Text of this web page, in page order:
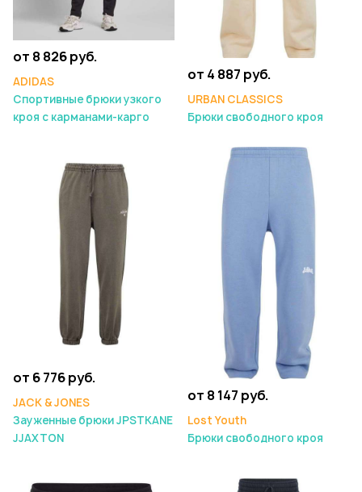
от 8 826 руб.
ADIDAS
Спортивные брюки узкого
кроя с карманами-карго
от 4 887 руб.
URBAN CLASSICS
Брюки свободного кроя
от 6 776 руб.
JACK & JONES
Зауженные брюки JPSTKANE
JJAXTON
от 8 147 руб.
Lost Youth
Брюки свободного кроя